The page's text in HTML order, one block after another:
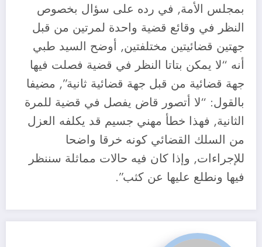
بمجلس الأمة, في رده على سؤال بخصوص
النظر في وقائع قضية واحدة لمرتين من قبل
جهتين قضائيتين مختلفتين, أوضح السيد طبي
أنه “لا يمكن بتاتا النظر في قضية فصلت فيها
جهة قضائية من قبل جهة قضائية ثانية”, مضيفا
بالقول: “لا أتصور قاض يفصل في قضية للمرة
الثانية, فهذا خطأ مهني جسيم قد يكلفه العزل
من السلك القضائي كونه خرقا واضحا
للإجراءات, وإذا كان فيه حالات مماثلة سننظر
فيها ونطلع عليها عن كثب”.